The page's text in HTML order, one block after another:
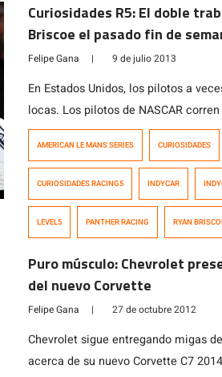
Curiosidades R5: El doble
Briscoe el pasado fin de
Felipe Gana | 9 de julio 2013
En Estados Unidos, los pilotos a
locas. Los pilotos de NASCAR
categorías en un mismo fin de
y en el mismo fin de semana.
AMERICAN LE MANS SERIES CURIOSIDADES
CURIOSIDADES RACING5 INDYCAR
LEVEL5 PANTHER RACING RYAN
Puro músculo: Chevrolet
del nuevo Corvette
Felipe Gana | 27 de octubre 2012
Chevrolet sigue entregando migas
acerca de su nuevo Corvette C7